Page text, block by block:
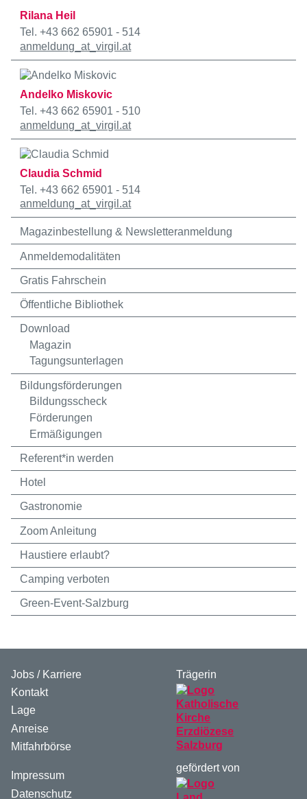
Rilana Heil
Tel. +43 662 65901 - 514
anmeldung _at_virgil.at
Andelko Miskovic
Tel. +43 662 65901 - 510
anmeldung _at_virgil.at
Claudia Schmid
Tel. +43 662 65901 - 514
anmeldung _at_virgil.at
Magazinbestellung & Newsletteranmeldung
Anmeldemodalitäten
Gratis Fahrschein
Öffentliche Bibliothek
Download
Magazin
Tagungsunterlagen
Bildungsförderungen
Bildungsscheck
Förderungen
Ermäßigungen
Referent*in werden
Hotel
Gastronomie
Zoom Anleitung
Haustiere erlaubt?
Camping verboten
Green-Event-Salzburg
Jobs / Karriere
Kontakt
Lage
Anreise
Mitfahrbörse
Impressum
Datenschutz
Trägerin
gefördert von